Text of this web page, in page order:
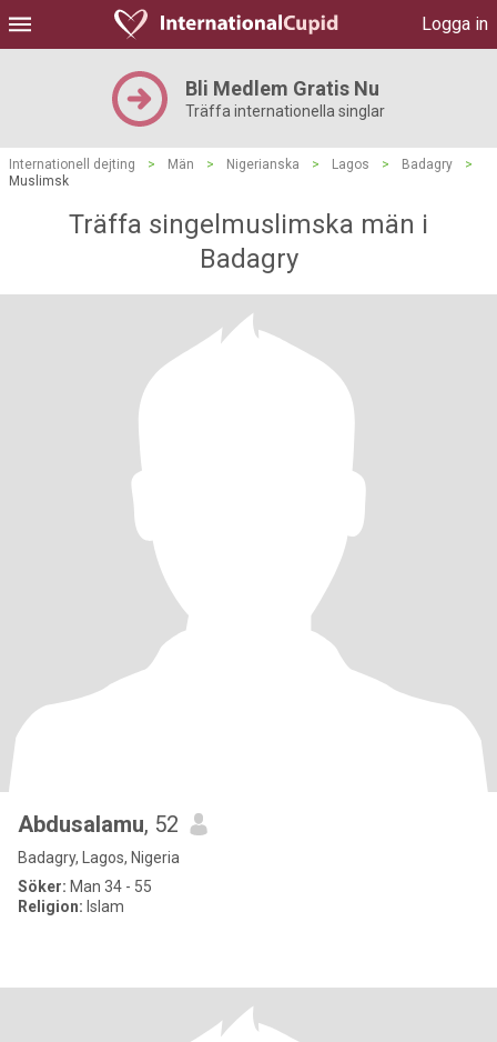
Logga in
Bli Medlem Gratis Nu
Träffa internationella singlar
Internationell dejting > Män > Nigerianska > Lagos > Badagry
>
Muslimsk
Träffa singelmuslimska män i
Badagry
Abdusalamu, 52
Badagry, Lagos, Nigeria
Söker: Man 34 - 55
Religion: Islam